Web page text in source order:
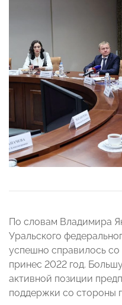
По словам Владимира
Уральского
успешно справилось
принес 2022 год.
активной позиции
поддержки со стороны